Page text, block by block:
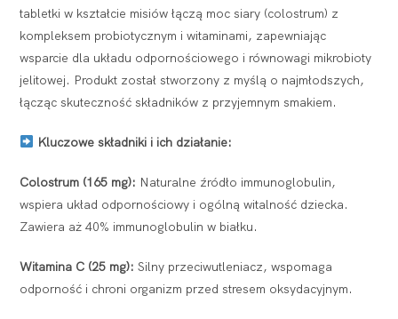
tabletki w kształcie misiów łączą moc siary (colostrum) z
kompleksem probiotycznym i witaminami, zapewniając
wsparcie dla układu odpornościowego i równowagi mikrobioty
jelitowej. Produkt został stworzony z myślą o najmłodszych,
łącząc skuteczność składników z przyjemnym smakiem.
Kluczowe składniki i ich działanie:
Colostrum (165 mg): Naturalne źródło immunoglobulin,
wspiera układ odpornościowy i ogólną witalność dziecka.
Zawiera aż 40% immunoglobulin w białku.
Witamina C (25 mg): Silny przeciwutleniacz, wspomaga
odporność i chroni organizm przed stresem oksydacyjnym.